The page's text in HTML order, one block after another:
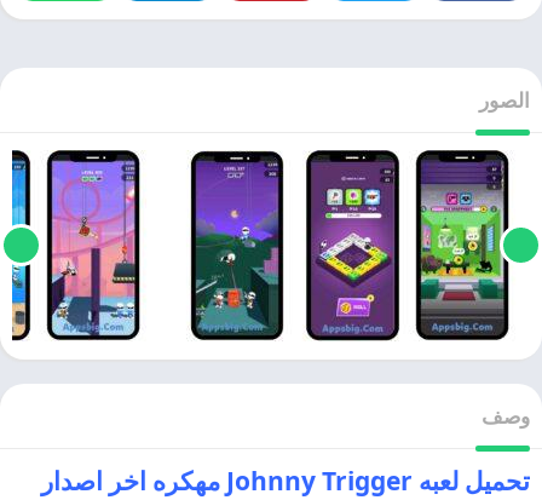
الصور
وصف
تحميل لعبه Johnny Trigger مهكره اخر اصدار